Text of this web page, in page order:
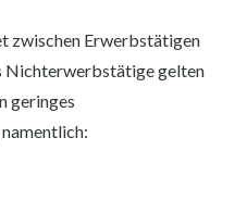
zwischen Erwerbstätigen
Nichterwerbstätige gelten
geringes